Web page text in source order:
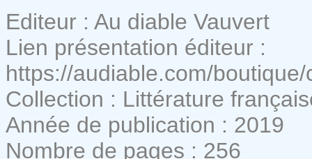
Editeur : Au diable Vauvert
Lien présentation éditeur :
https://audiable.com/
Collection : Littérature
Année de publication : 2019
Nombre de pages : 256